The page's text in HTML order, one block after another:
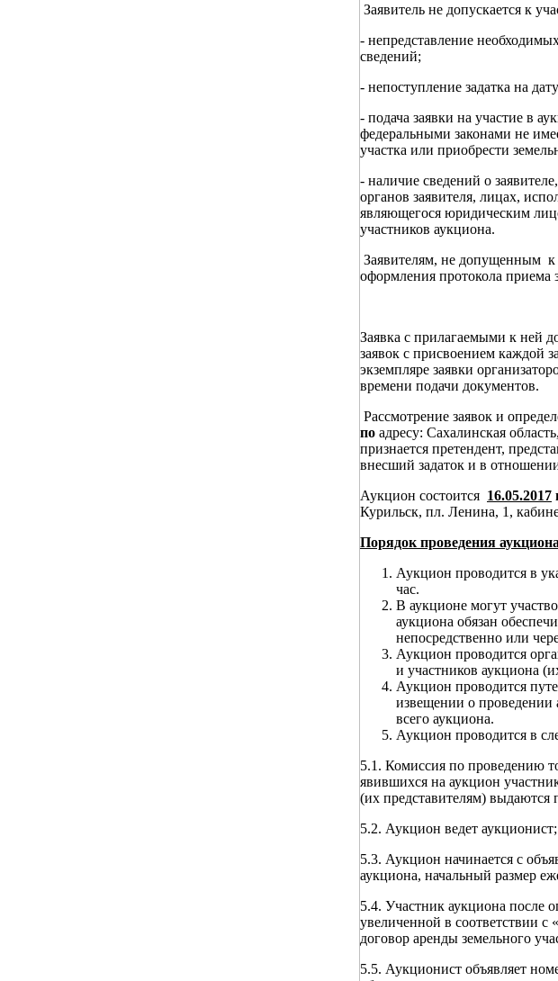
Заявитель не допускается к
- непредставление
сведений;
- непоступление задатка на
- подача заявки на участие в
федеральными законами не
участка или приобрести
- наличие сведений о
органов заявителя, лицах,
являющегося юридическим
участников аукциона.
Заявителям, не допущенным к
оформления протокола приема
Заявка с прилагаемыми к ней
заявок с присвоением каждой
экземпляре заявки
времени подачи документов.
Рассмотрение заявок и
по адресу: Сахалинская
признается претендент,
внесший задаток и в
Аукцион состоится 16.05.2017
Курильск, пл. Ленина, 1,
Порядок проведения
Аукцион проводится в
час.
В аукционе могут
аукциона обязан
непосредственно или
Аукцион проводится
и участников аукциона
Аукцион проводится
извещении о проведении
всего аукциона.
Аукцион проводится в
5.1. Комиссия по проведению
явившихся на аукцион
(их представителям) выдаются
5.2. Аукцион ведет аукционист;
5.3. Аукцион начинается с
аукциона, начальный размер
5.4. Участник аукциона после
увеличенной в соответствии
договор аренды земельного
5.5. Аукционист объявляет